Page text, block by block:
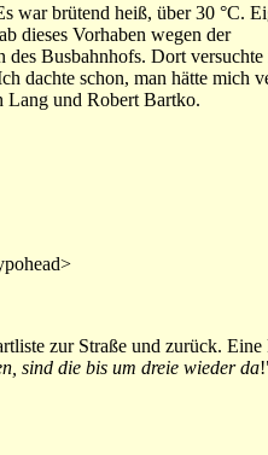
war brütend heiß, über 30 °C.
dieses Vorhaben wegen der
des Busbahnhofs. Dort versuchte
dachte schon, man hätte mich
Lang und Robert Bartko.
zur Straße und zurück. Eine
sind die bis um dreie wieder da